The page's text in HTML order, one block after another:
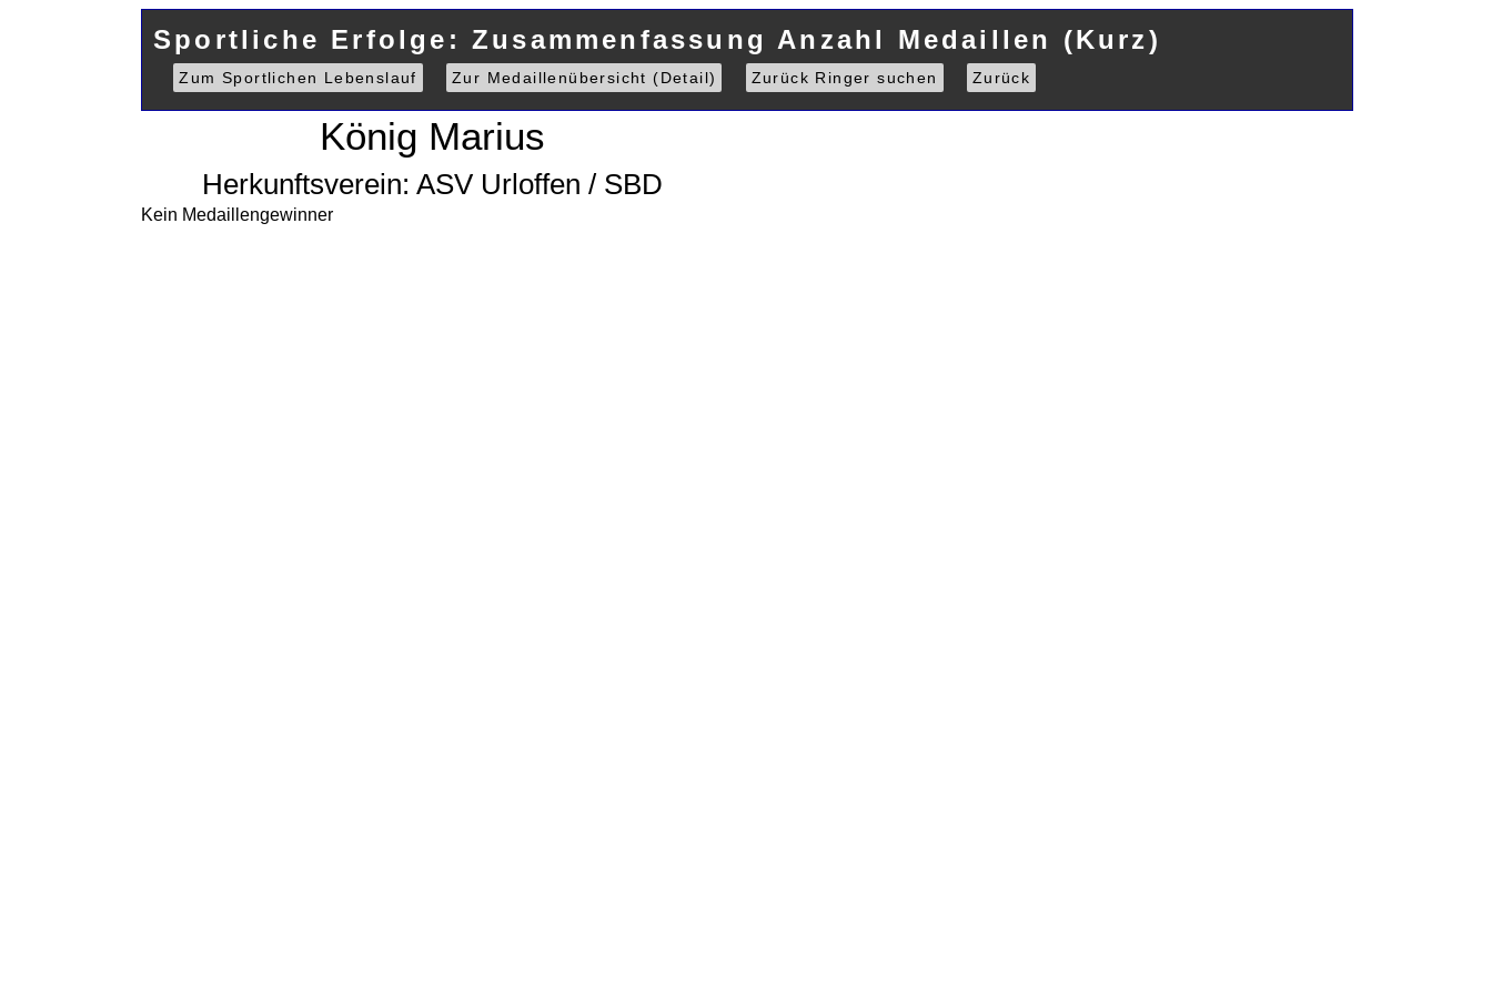
Sportliche Erfolge: Zusammenfassung Anzahl Medaillen (Kurz)
Zum Sportlichen Lebenslauf Zur Medaillenübersicht (Detail) Zurück Ringer suchen Zurück
König Marius
Herkunftsverein: ASV Urloffen / SBD
Kein Medaillengewinner